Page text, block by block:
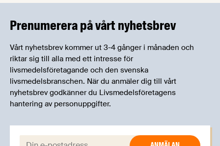
kan träffa branschkollegor och utbyta
Prenumerera på vårt nyhetsbrev
Vårt nyhetsbrev kommer ut 3-4 gånger i månaden och
riktar sig till alla med ett intresse för
livsmedelsföretagande och den svenska
livsmedelsbranschen. När du anmäler dig till vårt
nyhetsbrev godkänner du Livsmedelsföretagens
hantering av personuppgifter.
E-post: